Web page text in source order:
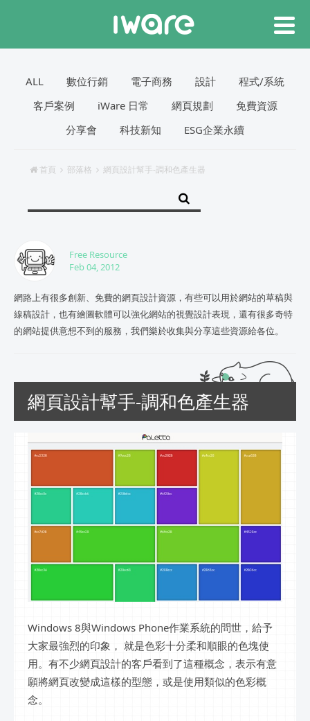
ALL 數位行銷 電子商務 設計
程式/系統
客戶案例
iWare 日常 網頁規劃
免費資源
分享會
科技新知 ESG企業永續
首頁 部落格 網頁設計幫手-調和色產生器
Free Resource
Feb 04, 2012
網路上有很多創新、免費的網頁設計資源，有些可以用於網站的草稿與
線稿設計，也有繪圖軟體可以強化網站的視覺設計表現，還有很多奇特
的網站提供意想不到的服務，我們樂於收集與分享這些資源給各位。
網頁設計幫手-調和色產生器
Windows 8與Windows Phone作業系統的問世，給予
大家最強烈的印象， 就是色彩十分柔和順眼的色塊使
用。有不少網頁設計的客戶看到了這種概念，表示有意
願將網頁改變成這樣的型態，或是使用類似的色彩概
念。